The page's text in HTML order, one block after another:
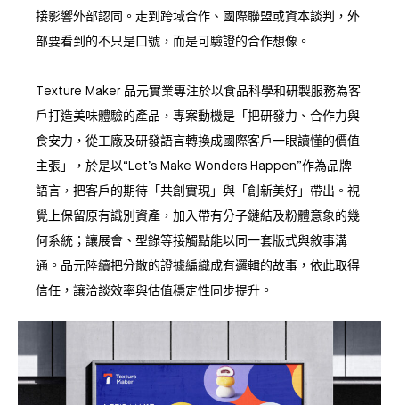
接影響外部認同。走到跨域合作、國際聯盟或資本談判，外
部要看到的不只是口號，而是可驗證的合作想像。
Texture Maker 品元實業專注於以食品科學和研製服務為客
戶打造美味體驗的產品，專案動機是「把研發力、合作力與
食安力，從工廠及研發語言轉換成國際客戶一眼讀懂的價值
主張」，於是以“Let’s Make Wonders Happen”作為品牌
語言，把客戶的期待「共創實現」與「創新美好」帶出。視
覺上保留原有識別資產，加入帶有分子鏈結及粉體意象的幾
何系統；讓展會、型錄等接觸點能以同一套版式與敘事溝
通。品元陸續把分散的證據編織成有邏輯的故事，依此取得
信任，讓洽談效率與估值穩定性同步提升。